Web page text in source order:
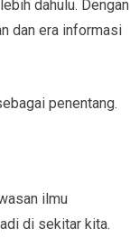
dahulu. Dengan
dan era informasi
penentang.
ilmu
di sekitar kita.